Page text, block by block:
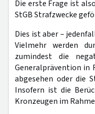
Die erste Frage ist
StGB Strafzwecke
Dies ist aber –
Vielmehr werden
zumindest die
Generalprävention in
abgesehen oder die
Insofern ist die
Kronzeugen im